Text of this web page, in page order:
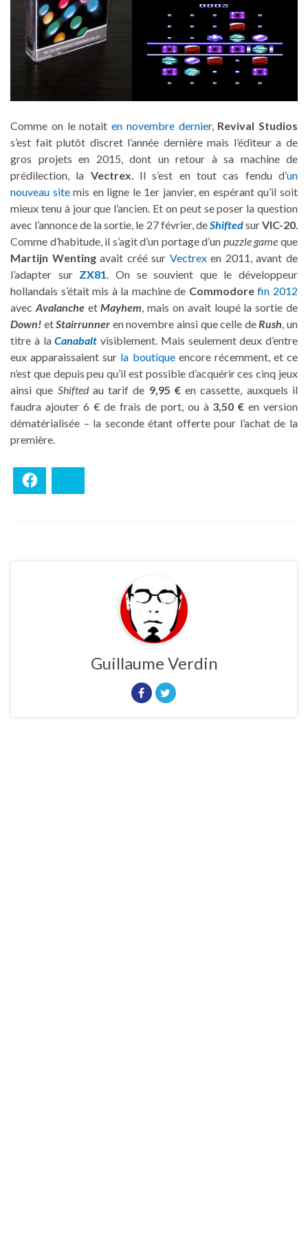
Comme on le notait en novembre dernier, Revival Studios
s’est fait plutôt discret l’année dernière mais l’éditeur a de
gros projets en 2015, dont un retour à sa machine de
prédilection, la Vectrex. Il s’est en tout cas fendu d’un
nouveau sitemis en ligne le 1er janvier, en espérant qu’il soit
mieux tenu à jour que l’ancien. Et on peut se poser la question
avec l’annonce de la sortie, le 27 février, deShiftedsurVIC-20.
Comme d’habitude, il s’agit d’un portage d’un puzzle game que
Martijn Wentingavait créé sur Vectrexen 2011, avant de
l’adapter sur ZX81. On se souvient que le développeur
hollandais s’était mis à la machine de Commodore fin 2012
avec AvalancheetMayhem, mais on avait loupé la sortie de
Down! etStairrunner en novembre ainsi que celle deRush, un
titre à laCanabalt visiblement. Mais seulement deux d’entre
eux apparaissaient sur la boutiqueencore récemment, et ce
n’est que depuis peu qu’il est possible d’acquérir ces cinq jeux
ainsi que Shiftedau tarif de 9,95 €en cassette, auxquels il
faudra ajouter 6 € de frais de port, ou à 3,50 € en version
dématérialisée – la seconde étant offerte pour l’achat de la
première.
Guillaume Verdin